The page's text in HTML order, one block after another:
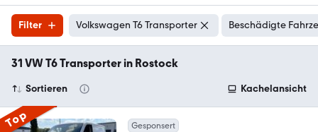
Filter Volkswagen T6 Transporter Beschädigte
31 VW T6 Transporter in Rostock
Sortieren Kachelansicht
Top Gesponsert